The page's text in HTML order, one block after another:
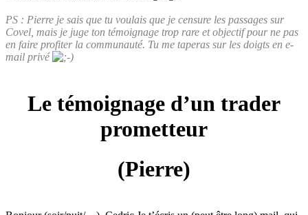
PS : Pierre je sais que tu voulais que je censure les passages sur
Covel, mais je juge ton témoignage trop rare et objectif pour ne pas
en faire profiter la communauté. Tu me taperas sur les doigts en e-
mail privé
Le témoignage d’un trader
prometteur
(Pierre)